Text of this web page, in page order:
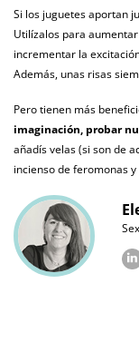
Producto
original
recibo?
Si los juguetes aportan
Utilízalos para
incrementar la
Además, unas risas
Pero tienen más
imaginación, probar
añadís velas (si son de
incienso de feromonas